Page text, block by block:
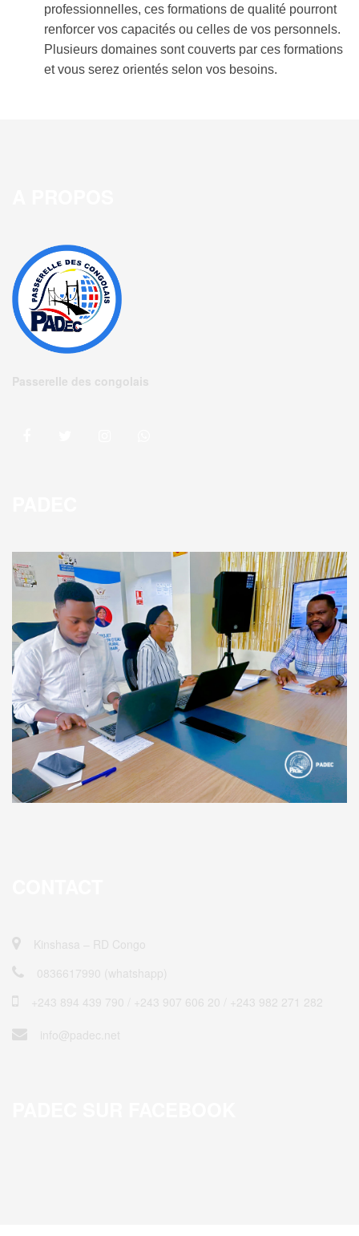
professionnelles, ces formations de qualité pourront
renforcer vos capacités ou celles de vos personnels.
Plusieurs domaines sont couverts par ces formations
et vous serez orientés selon vos besoins.
Passerelle des congolais
Kinshasa – RD Congo
0836617990 (whatshapp)
+243 894 439 790 / ‎+243 907 606 20 / +243 982 271 282
info@padec.net